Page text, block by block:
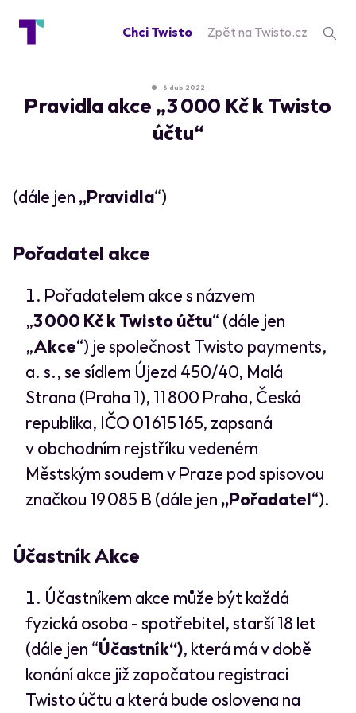
Chci Twisto Zpět na Twisto.cz
6 dub 2022
Pravidla akce „3 000 Kč k Twisto
účtu“
(dále jen „Pravidla“)
Pořadatel akce
Pořadatelem akce s názvem
„3 000 Kč k Twisto účtu“ (dále jen
„Akce“) je společnost Twisto payments,
a. s., se sídlem Újezd 450/40, Malá
Strana (Praha 1), 11 800 Praha, Česká
republika, IČO 01 615 165, zapsaná
v obchodním rejstříku vedeném
Městským soudem v Praze pod spisovou
značkou 19 085 B (dále jen „Pořadatel“).
Účastník Akce
Účastníkem akce může být každá
fyzická osoba - spotřebitel, starší 18 let
(dále jen “Účastník“), která má v době
konání akce již započatou registraci
Twisto účtu a která bude oslovena na